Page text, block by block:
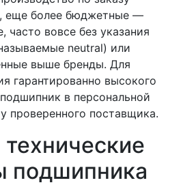
еще более бюджетные —
часто вовсе без указания
neutral) или
выше бренды. Для
гарантированно высокого
в персональной
проверенного поставщика.
подшипника